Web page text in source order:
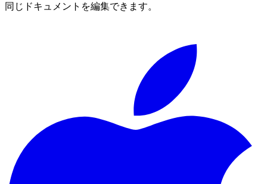
同じドキュメントを編集できます。